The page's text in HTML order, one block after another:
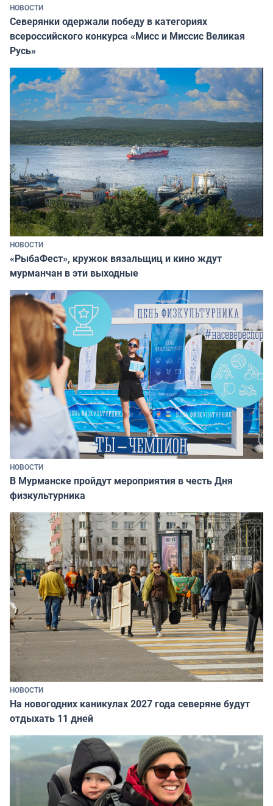
НОВОСТИ
Северянки одержали победу в категориях
всероссийского конкурса «Мисс и Миссис Великая
Русь»
НОВОСТИ
«РыбаФест», кружок вязальщиц и кино ждут
мурманчан в эти выходные
НОВОСТИ
В Мурманске пройдут мероприятия в честь Дня
физкультурника
НОВОСТИ
На новогодних каникулах 2027 года северяне будут
отдыхать 11 дней